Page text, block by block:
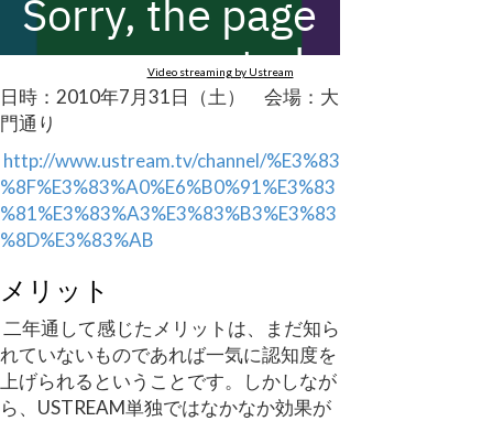
Video streaming by Ustream
日時：2010年7月31日（土） 会場：大
門通り
http://www.ustream.tv/channel/%E3%83
%8F%E3%83%A0%E6%B0%91%E3%83
%81%E3%83%A3%E3%83%B3%E3%83
%8D%E3%83%AB
メリット
二年通して感じたメリットは、まだ知ら
れていないものであれば一気に認知度を
上げられるということです。しかしなが
ら、USTREAM単独ではなかなか効果が